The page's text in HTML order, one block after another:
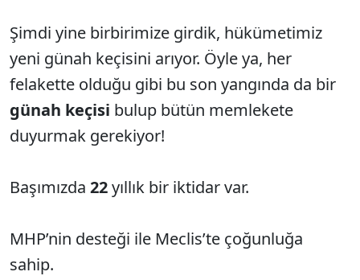
Şimdi yine birbirimize girdik, hükümetimiz
yeni günah keçisini arıyor. Öyle ya, her
felakette olduğu gibi bu son yangında da bir
günah keçisi bulup bütün memlekete
duyurmak gerekiyor!
Başımızda 22yıllık bir iktidar var.
MHP’nin desteği ile Meclis’te çoğunluğa
sahip.